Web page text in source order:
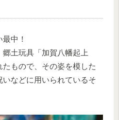
中！
土玩具「加賀八幡起上
もので、その姿を模した
などに用いられているそ